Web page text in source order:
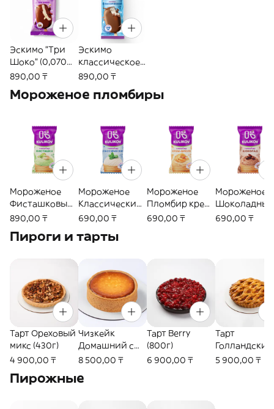
Эскимо "Три
Шоко" (0,070
кг)
890,00 ₸
Эскимо
классическое
Ванильное
890,00 ₸
Мороженое пломбиры
Мороженое
Фисташковый
пломбир в
стаканчике
890,00 ₸
Мороженое
Классический
пломбир в
стаканчике
690,00 ₸
Мороженое
Пломбир крем-
брюле в
690,00 ₸
Мороженое
Шоколадный
пломбир в
690,00 ₸
Пироги и тарты
Тарт Ореховый
микс (430г)
4 900,00 ₸
Чизкейк
Домашний с
клубничным
8 500,00 ₸
Тарт Berry
(800г)
6 900,00 ₸
Тарт
Голландский
яблочный
5 900,00 ₸
Пирожные